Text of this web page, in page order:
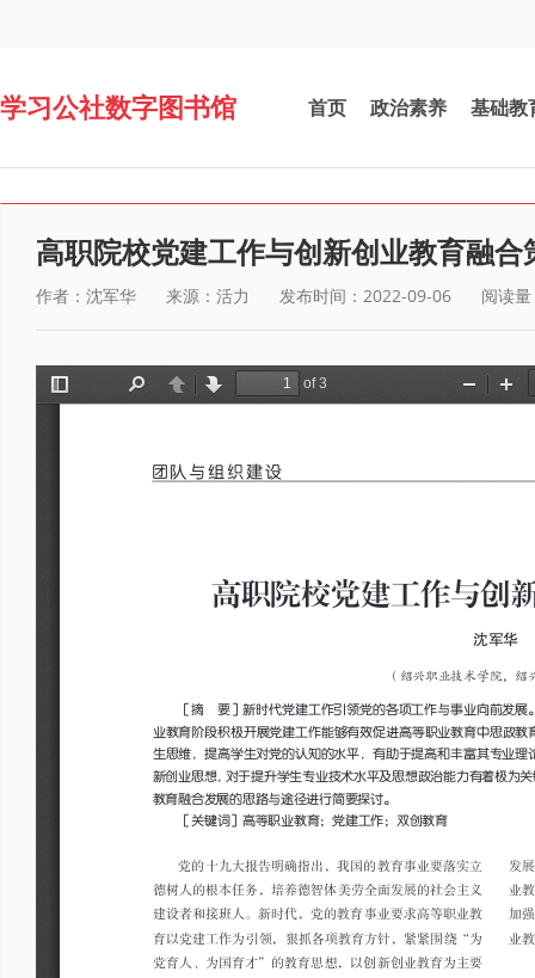
学习公社数字图书馆 首页 政治素养 基础教
高职院校党建工作与创新创业教育融合
作者：沈军华 来源：活力 发布时间：2022-09-06 阅读